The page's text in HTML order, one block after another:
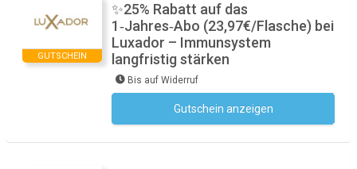
GUTSCHEIN
✨25% Rabatt auf das
1‑Jahres‑Abo (23,97€/Flasche) bei
Luxador – Immunsystem
langfristig stärken
Bis auf Widerruf
Gutschein anzeigen